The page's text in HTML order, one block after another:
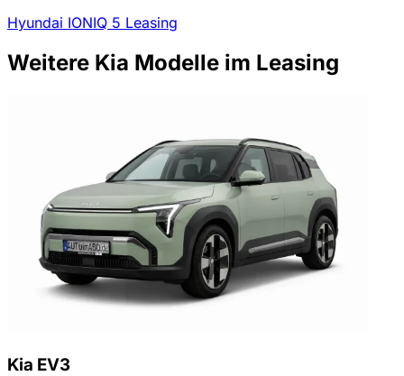
Hyundai IONIQ 5 Leasing
Weitere Kia Modelle im Leasing
Kia EV3